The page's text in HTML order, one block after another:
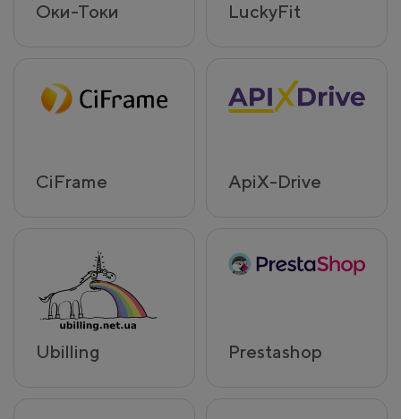
Оки-Токи LuckyFit
CiFrame ApiX-Drive
Ubilling Prestashop